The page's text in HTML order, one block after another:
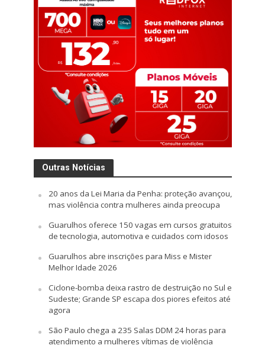
Outras Notícias
20 anos da Lei Maria da Penha: proteção avançou,
mas violência contra mulheres ainda preocupa
Guarulhos oferece 150 vagas em cursos gratuitos
de tecnologia, automotiva e cuidados com idosos
Guarulhos abre inscrições para Miss e Mister
Melhor Idade 2026
Ciclone-bomba deixa rastro de destruição no Sul e
Sudeste; Grande SP escapa dos piores efeitos até
agora
São Paulo chega a 235 Salas DDM 24 horas para
atendimento a mulheres vítimas de violência